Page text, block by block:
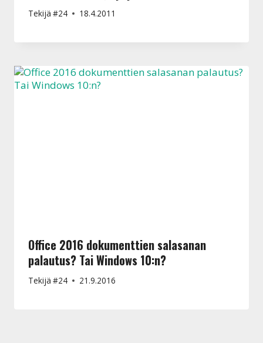
Tekijä #24 18.4.2011
Office 2016 dokumenttien salasanan
palautus? Tai Windows 10:n?
Tekijä #24 21.9.2016